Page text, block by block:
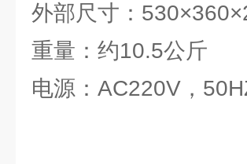
外部尺寸：
重量：约10.5公斤
电源：AC220V，